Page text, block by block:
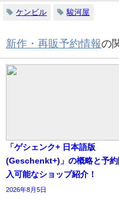
ケンビル 駿河屋
新作・再販予約情報の
「ゲシェンク+ 日本語版
(Geschenkt+)」の概略と予約
入可能なショップ紹介！
2026年8月5日